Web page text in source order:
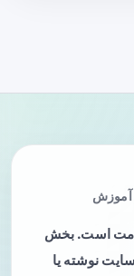
آموزش
است. بخش
نوشته یا